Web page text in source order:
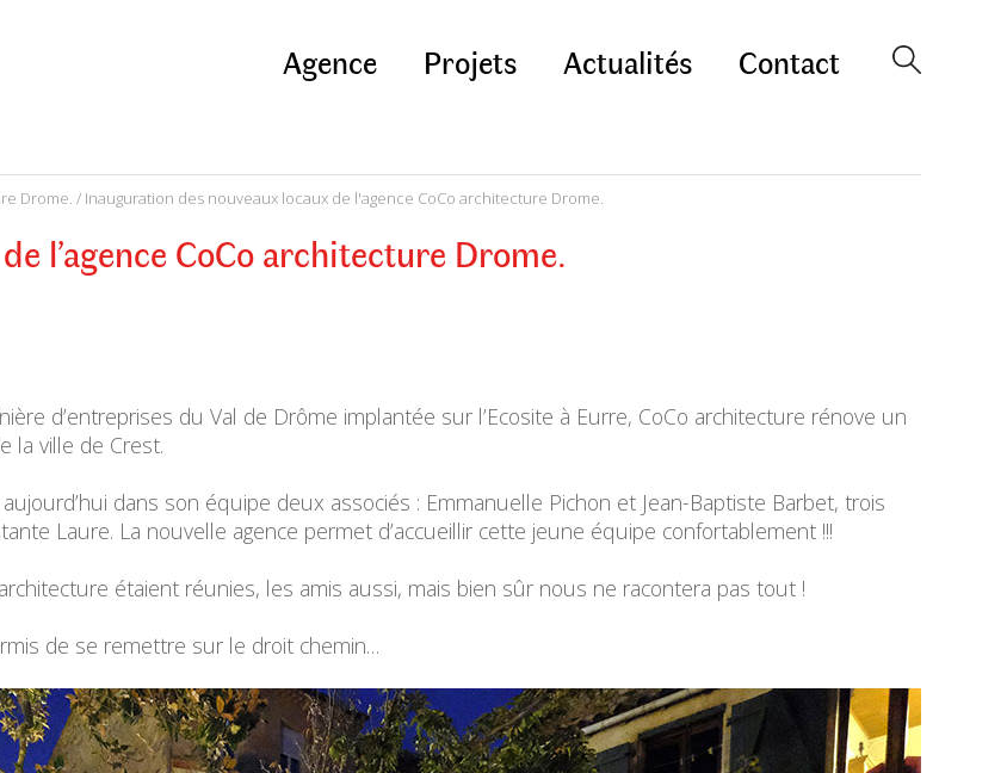
Agence Projets Actualités Contact
Drome. / Inauguration des nouveaux locaux de l'agence CoCo architecture Drome.
l’agence CoCo architecture Drome.
d’entreprises du Val de Drôme implantée sur l’Ecosite à Eurre, CoCo architecture rénove un
la ville de Crest.
dans son équipe deux associés : Emmanuelle Pichon et Jean-Baptiste Barbet, trois
Laure. La nouvelle agence permet d’accueillir cette jeune équipe confortablement !!!
étaient réunies, les amis aussi, mais bien sûr nous ne racontera pas tout !
de se remettre sur le droit chemin…